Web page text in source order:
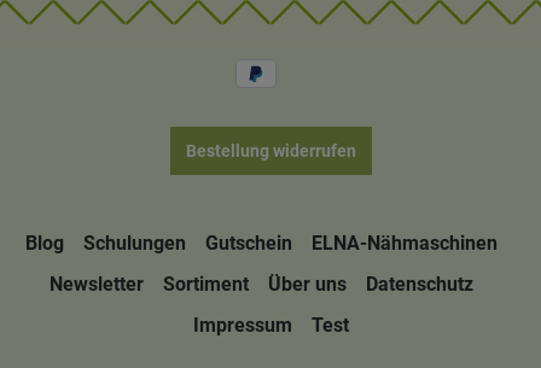
Bestellung widerrufen
Blog Schulungen Gutschein
ELNA-Nähmaschinen
Newsletter
Sortiment Über uns
Datenschutz
Impressum
Test